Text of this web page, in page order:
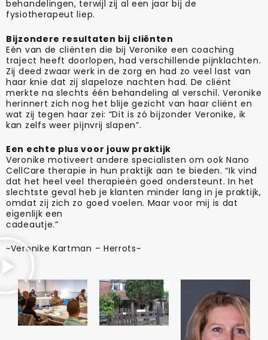
behandelingen, terwijl zij al een jaar bij de
fysiotherapeut liep.
Bijzondere resultaten bij cliënten
Eén van de cliënten die bij Veronike een coaching
traject heeft doorlopen, had verschillende pijnklachten.
Zij deed zwaar werk in de zorg en had zo veel last van
haar knie dat zij slapeloze nachten had. De cliënt
merkte na slechts één behandeling al verschil. Veronike
herinnert zich nog het blije gezicht van haar cliënt en
wat zij tegen haar zei: “Dit is zó bijzonder Veronike, ik
kan zelfs weer pijnvrij slapen”.
Een echte plus voor jouw praktijk
Veronike motiveert andere specialisten om ook Nano
CellCare therapie in hun praktijk aan te bieden. “Ik vind
dat het heel veel therapieën goed ondersteunt. In het
slechtste geval heb je klanten minder lang in je praktijk,
omdat zij zich zo goed voelen. Maar voor mij is dat
eigenlijk een
cadeautje.”
~Veronike Kartman – Herrots~